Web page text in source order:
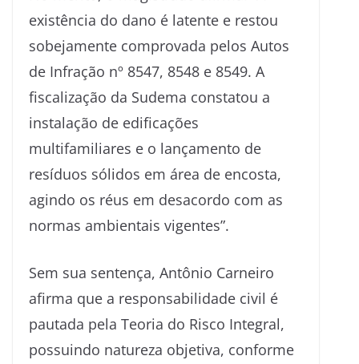
existência do dano é latente e restou
sobejamente comprovada pelos Autos
de Infração nº 8547, 8548 e 8549. A
fiscalização da Sudema constatou a
instalação de edificações
multifamiliares e o lançamento de
resíduos sólidos em área de encosta,
agindo os réus em desacordo com as
normas ambientais vigentes”.
Sem sua sentença, Antônio Carneiro
afirma que a responsabilidade civil é
pautada pela Teoria do Risco Integral,
possuindo natureza objetiva, conforme